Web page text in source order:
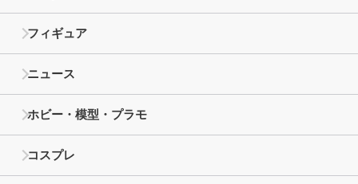
フィギュア
ニュース
ホビー・模型・プラモ
コスプレ